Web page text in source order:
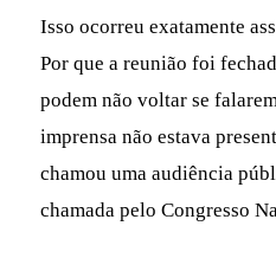
Isso ocorreu exatamente
Por que a reunião foi
podem não voltar se
imprensa não estava
chamou uma audiência
chamada pelo Congresso